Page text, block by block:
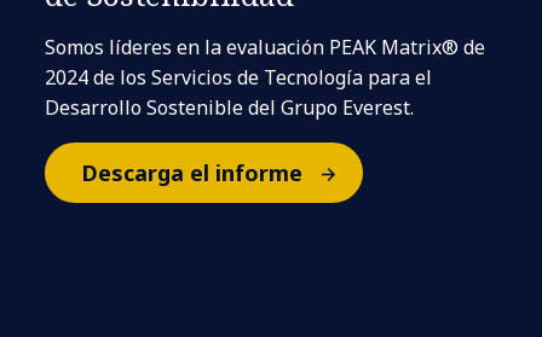
Somos líderes en la evaluación PEAK Matrix® de
2024 de los Servicios de Tecnología para el
Desarrollo Sostenible del Grupo Everest.
Descarga el informe